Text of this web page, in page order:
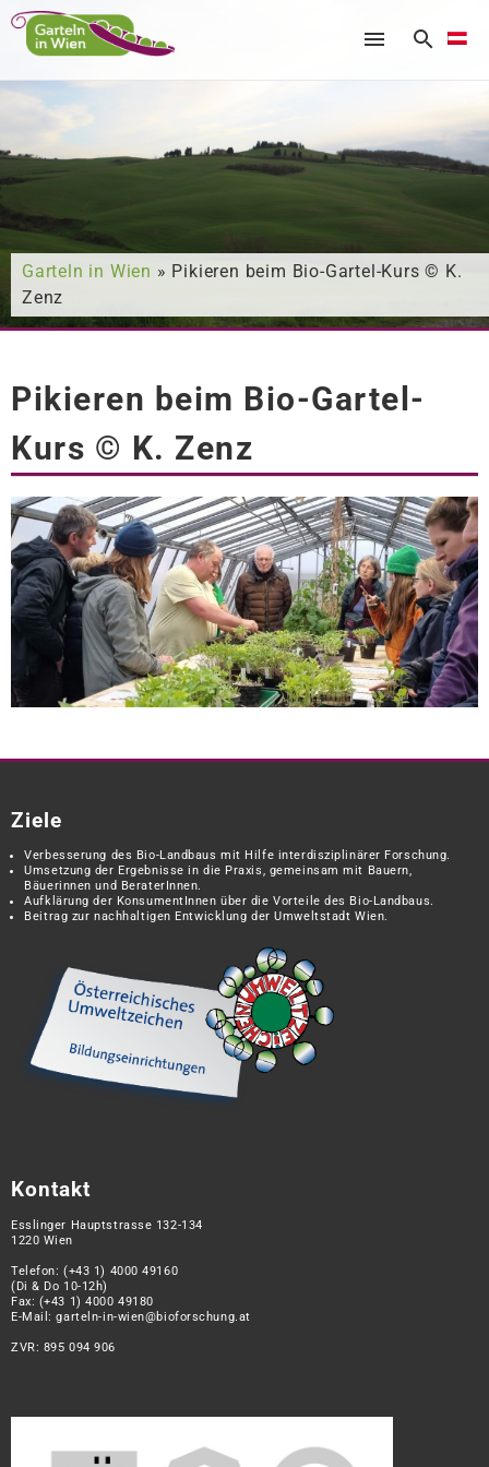
Nach was suchen Sie?
Garteln in Wien » Pikieren beim Bio-Gartel-Kurs © K.
Zenz
Pikieren beim Bio-Gartel-
Kurs © K. Zenz
Ziele
Verbesserung des Bio-Landbaus mit Hilfe interdisziplinärer Forschung.
Umsetzung der Ergebnisse in die Praxis, gemeinsam mit Bauern,
Bäuerinnen und BeraterInnen.
Aufklärung der KonsumentInnen über die Vorteile des Bio-Landbaus.
Beitrag zur nachhaltigen Entwicklung der Umweltstadt Wien.
Kontakt
Esslinger Hauptstrasse 132-134
1220 Wien
Telefon:(+43 1) 4000 49160
(Di & Do 10-12h)
Fax: (+43 1) 4000 49180
E-Mail:garteln-in-wien@bioforschung.at
ZVR: 895 094 906